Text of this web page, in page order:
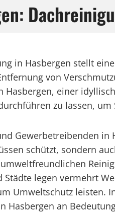
in Hasbergen stellt
von
Hasbergen, einer
zu lassen,
Gewerbetreibenden
schützt, sondern
Städte legen vermehrt
Umweltschutz leisten.
Hasbergen an